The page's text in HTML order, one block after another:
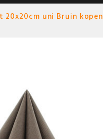
uni Bruin kopen